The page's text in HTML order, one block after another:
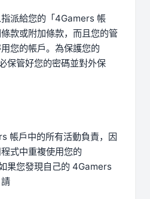
派給您的「4Gamers 帳
款或附加條款，而且您的管
您的帳戶。為保護您的
保管好您的密碼並對外保
帳戶中的所有活動負責，因
式中重複使用您的
果您發現自己的 4Gamers